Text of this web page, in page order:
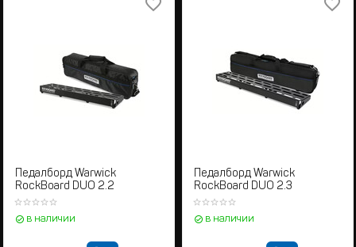
Педалборд Warwick
RockBoard DUO 2.2
в наличии
Педалборд Warwick
RockBoard DUO 2.3
в наличии